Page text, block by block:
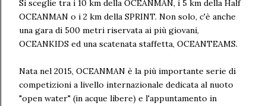
Si sceglie tra i 10 km della OCEANMAN, i 5 km della Half
OCEANMAN o i 2 km della SPRINT. Non solo, c'è anche
una gara di 500 metri riservata ai più giovani,
OCEANKIDS ed una scatenata staffetta, OCEANTEAMS.
Nata nel 2015, OCEANMAN è la più importante serie di
competizioni a livello internazionale dedicata al nuoto
"open water" (in acque libere) e l'appuntamento in